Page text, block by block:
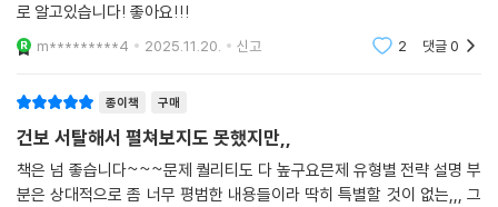
로 알고있습니다! 좋아요!!!
m*********4 2025.11.20. 신고 2 댓글0
종이책 구매
건보 서탈해서 펼쳐보지도 못했지만,,
책은 넘 좋습니다~~~문제 퀄리티도 다 높구요믄제 유형별 전략 설명 부
분은 상대적으로 좀 너무 평범한 내용들이라 딱히 특별할 것이 없는,,, 그